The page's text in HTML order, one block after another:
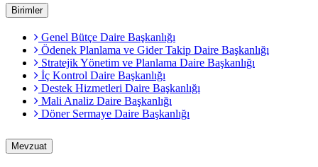
Birimler
Genel Bütçe Daire Başkanlığı
Ödenek Planlama ve Gider Takip Daire Başkanlığı
Stratejik Yönetim ve Planlama Daire Başkanlığı
İç Kontrol Daire Başkanlığı
Destek Hizmetleri Daire Başkanlığı
Mali Analiz Daire Başkanlığı
Döner Sermaye Daire Başkanlığı
Mevzuat